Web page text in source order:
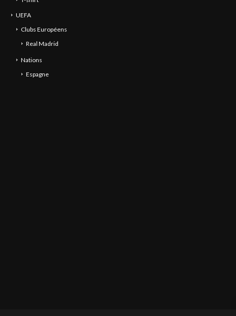
UEFA
Clubs Européens
Real Madrid
Nations
Espagne